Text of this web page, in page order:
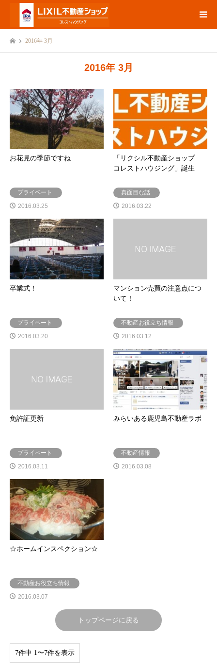
2016年 3月
2016年 3月
お花見の季節ですね
プライベート
2016.03.25
「リクシル不動産ショップ
コレストハウジング」誕生
真面目な話
2016.03.22
卒業式！
プライベート
2016.03.20
マンション売買の注意点につ
いて！
不動産お役立ち情報
2016.03.12
免許証更新
プライベート
2016.03.11
みらいある鹿児島不動産ラボ
不動産情報
2016.03.08
☆ホームインスペクション☆
不動産お役立ち情報
2016.03.07
トップページに戻る
7件中 1〜7件を表示